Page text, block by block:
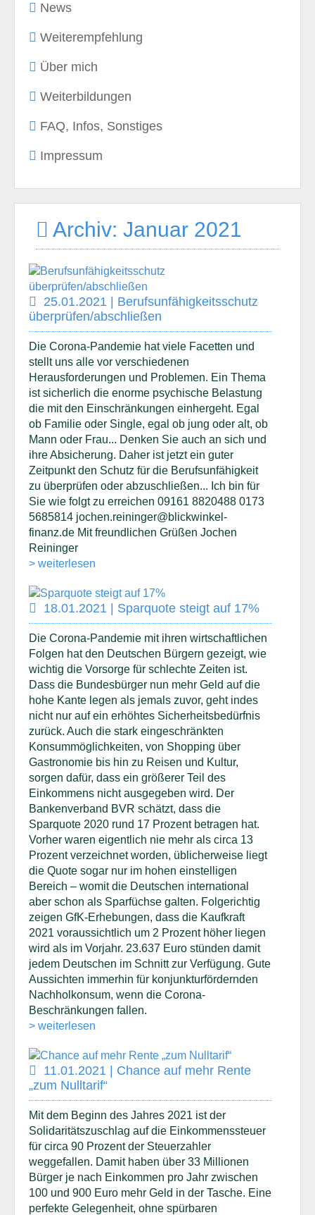
News
Weiterempfehlung
Über mich
Weiterbildungen
FAQ, Infos, Sonstiges
Impressum
Archiv: Januar 2021
25.01.2021 | Berufsunfähigkeitsschutz
überprüfen/abschließen
Die Corona-Pandemie hat viele Facetten und
stellt uns alle vor verschiedenen
Herausforderungen und Problemen. Ein Thema
ist sicherlich die enorme psychische Belastung
die mit den Einschränkungen einhergeht. Egal
ob Familie oder Single, egal ob jung oder alt, ob
Mann oder Frau... Denken Sie auch an sich und
ihre Absicherung. Daher ist jetzt ein guter
Zeitpunkt den Schutz für die Berufsunfähigkeit
zu überprüfen oder abzuschließen... Ich bin für
Sie wie folgt zu erreichen 09161 8820488 0173
5685814 jochen.reininger@blickwinkel-
finanz.de Mit freundlichen Grüßen Jochen
Reininger
> weiterlesen
18.01.2021 | Sparquote steigt auf 17%
Die Corona-Pandemie mit ihren wirtschaftlichen
Folgen hat den Deutschen Bürgern gezeigt, wie
wichtig die Vorsorge für schlechte Zeiten ist.
Dass die Bundesbürger nun mehr Geld auf die
hohe Kante legen als jemals zuvor, geht indes
nicht nur auf ein erhöhtes Sicherheitsbedürfnis
zurück. Auch die stark eingeschränkten
Konsummöglichkeiten, von Shopping über
Gastronomie bis hin zu Reisen und Kultur,
sorgen dafür, dass ein größerer Teil des
Einkommens nicht ausgegeben wird. Der
Bankenverband BVR schätzt, dass die
Sparquote 2020 rund 17 Prozent betragen hat.
Vorher waren eigentlich nie mehr als circa 13
Prozent verzeichnet worden, üblicherweise liegt
die Quote sogar nur im hohen einstelligen
Bereich – womit die Deutschen international
aber schon als Sparfüchse galten. Folgerichtig
zeigen GfK-Erhebungen, dass die Kaufkraft
2021 voraussichtlich um 2 Prozent höher liegen
wird als im Vorjahr. 23.637 Euro stünden damit
jedem Deutschen im Schnitt zur Verfügung. Gute
Aussichten immerhin für konjunkturfördernden
Nachholkonsum, wenn die Corona-
Beschränkungen fallen.
> weiterlesen
11.01.2021 | Chance auf mehr Rente
„zum Nulltarif“
Mit dem Beginn des Jahres 2021 ist der
Solidaritätszuschlag auf die Einkommenssteuer
für circa 90 Prozent der Steuerzahler
weggefallen. Damit haben über 33 Millionen
Bürger je nach Einkommen pro Jahr zwischen
100 und 900 Euro mehr Geld in der Tasche. Eine
perfekte Gelegenheit, ohne spürbaren